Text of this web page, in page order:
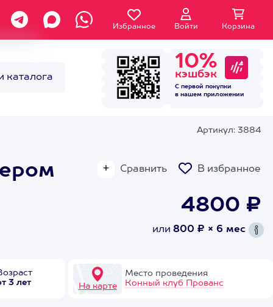
Избранное Войти Корзина
каталога
10%
кэшбэк
С первой покупки
в нашем приложении
Артикул: 3884
Сравнить В избранное
4800 ₽
или 800 ₽ × 6 мес
3 лет
На карте
Место проведения
Конный клуб Прованс